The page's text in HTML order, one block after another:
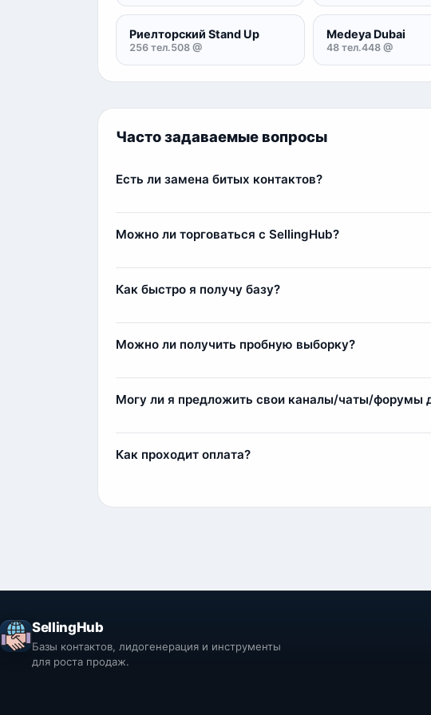
Риелторский Stand Up
256 тел.508 @
Medeya Dubai
48 тел.448 @
Часто задаваемые вопросы
Есть ли замена битых контактов?
контакты (заблокированные аккаунты или
компенсации мы добавим дополнительные контакты.
Можно ли торговаться с SellingHub?
Самым любимым клиентам мы можем выдавать
Как быстро я получу базу?
несколько минут.
Можно ли получить пробную выборку?
реальное качество данных и пример структуры базы.
Могу ли я предложить свои каналы/чаты/форумы
1) Мы парсим и выкладываем контакты у себя,
2) Индивидуальный парсинг по вашим требованиям —
Как проходит оплата?
SellingHub
Базы контактов, лидогенерация и инструменты
для роста продаж.